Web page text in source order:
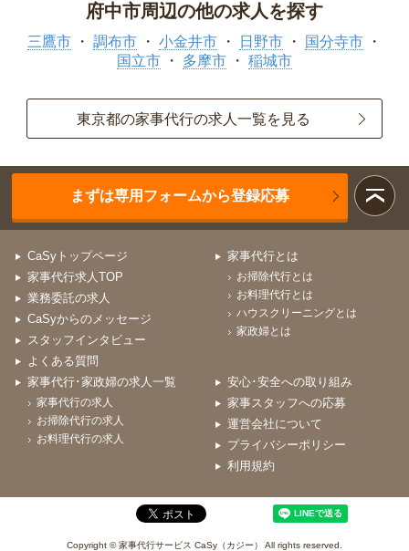
府中市周辺の他の求人を探す
三鷹市 調布市 小金井市 日野市
国分寺市
国立市
多摩市 稲城市
東京都の家事代行の求人一覧を見る
まずは専用フォームから登録応募
CaSyトップページ
家事代行求人TOP
業務委託の求人
CaSyからのメッセージ
スタッフインタビュー
よくある質問
家事代行とは
お掃除代行とは
お料理代行とは
ハウスクリーニングとは
家政婦とは
家事代行･家政婦の求人一覧
家事代行の求人
お掃除代行の求人
お料理代行の求人
安心･安全への取り組み
家事スタッフへの応募
運営会社について
プライバシーポリシー
利用規約
Copyright © 家事代行サービス CaSy（カジー） All rights reserved.